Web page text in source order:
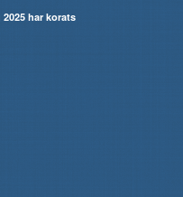
har korats